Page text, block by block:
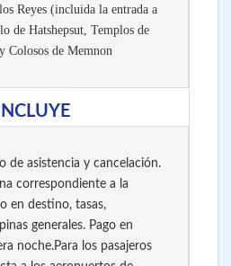
Reyes (incluida la entrada a
de Hatshepsut, Templos de
Colosos de Memnon
de asistencia y cancelación.
correspondiente a la
en destino, tasas,
generales. Pago en
noche.Para los pasajeros